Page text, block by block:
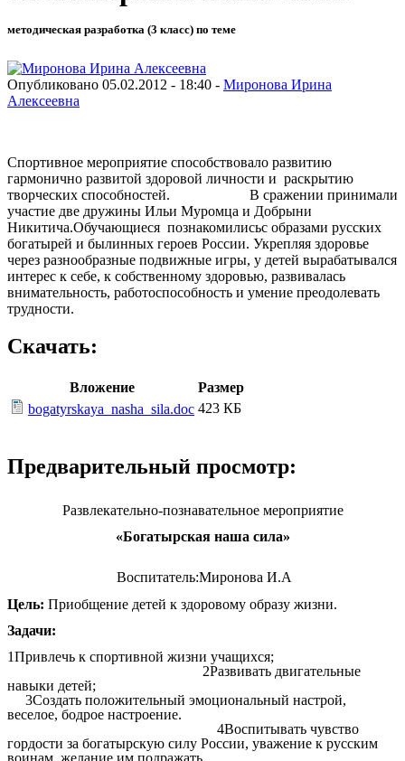
методическая разработка (3 класс) по теме
Опубликовано 05.02.2012 - 18:40 - Миронова Ирина
Алексеевна
Спортивное мероприятие способствовало развитию
гармонично развитой здоровой личности и раскрытию
творческих способностей. В сражении принимали
участие две дружины Ильи Муромца и Добрыни
Никитича.Обучающиеся познакомилисьс образами русских
богатырей и былинных героев России. Укрепляя здоровье
через разнообразные подвижные игры, у детей вырабатывался
интерес к себе, к собственному здоровью, развивалась
внимательность, работоспособность и умение преодолевать
трудности.
Скачать:
Вложение
Размер
bogatyrskaya_nasha_sila.doc 423 КБ
Предварительный просмотр:
Развлекательно-познавательное мероприятие
«Богатырская наша сила»
Воспитатель:Миронова И.А
Цель: Приобщение детей к здоровому образу жизни.
Задачи:
1Привлечь к спортивной жизни учащихся;
2Развивать двигательные
навыки детей;
3Создать положительный эмоциональный настрой,
веселое, бодрое настроение.
4Воспитывать чувство
гордости за богатырскую силу России, уважение к русским